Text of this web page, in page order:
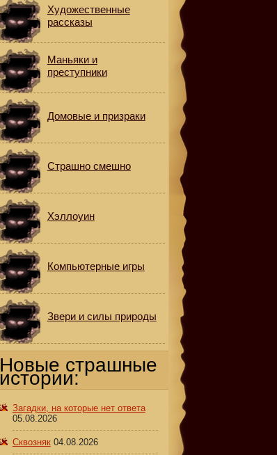
Художественные
рассказы
Маньяки и
преступники
Домовые и призраки
Страшно смешно
Хэллоуин
Компьютерные игры
Звери и силы природы
Новые страшные
истории:
Загадки, на которые нет ответа
05.08.2026
Сквозняк 04.08.2026